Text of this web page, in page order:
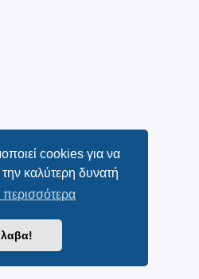
cookies για να
την καλύτερη δυνατή
περισσότερα